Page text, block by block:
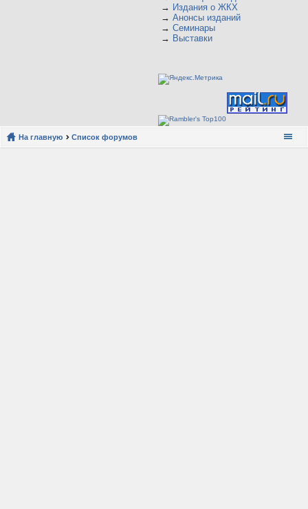
→ Издания о ЖКХ
→ Анонсы изданий
→ Семинары
→ Выставки
На главную Список форумов